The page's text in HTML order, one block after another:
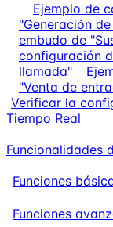
Ejemplo de
"Generación
embudo de
configuración
llamada"
"Venta de
Verificar la
Tiempo Real
Funcionalidades
Funciones
Funciones